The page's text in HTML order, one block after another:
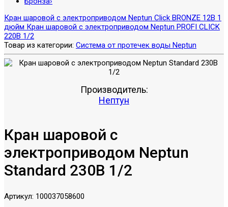
Кран шаровой с электроприводом Neptun Click BRONZE 12В 1
дюйм Кран шаровой с электроприводом Neptun PROFI CLICK
220В 1/2
Товар из категории: Система от протечек воды Neptun
Производитель:
Нептун
Кран шаровой с
электроприводом Neptun
Standard 230В 1/2
Артикул: 100037058600